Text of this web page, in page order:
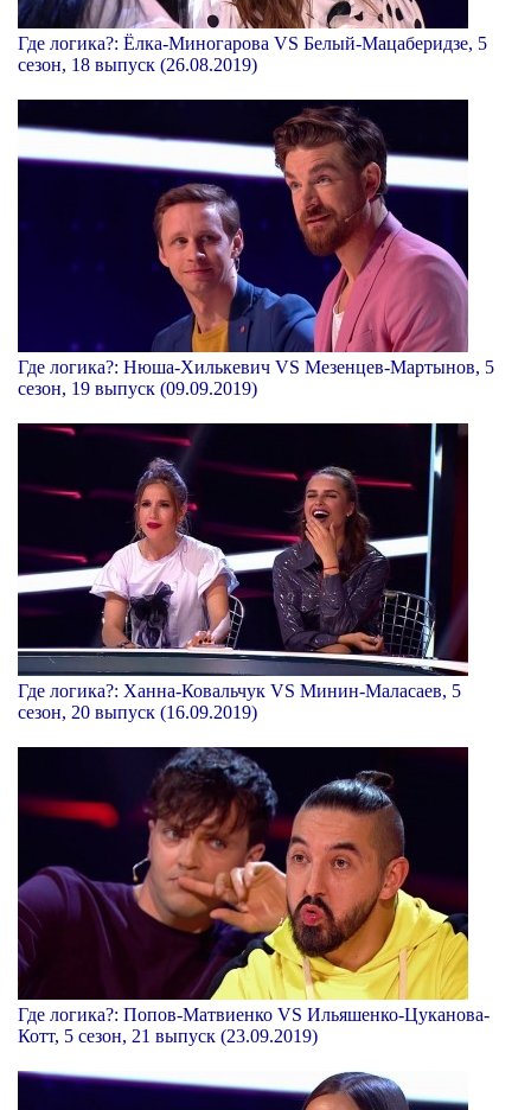
Где логика?: Ёлка-Миногарова VS Белый-Мацаберидзе, 5
сезон, 18 выпуск (26.08.2019)
Где логика?: Нюша-Хилькевич VS Мезенцев-Мартынов, 5
сезон, 19 выпуск (09.09.2019)
Где логика?: Ханна-Ковальчук VS Минин-Маласаев, 5
сезон, 20 выпуск (16.09.2019)
Где логика?: Попов-Матвиенко VS Ильяшенко-Цуканова-
Котт, 5 сезон, 21 выпуск (23.09.2019)